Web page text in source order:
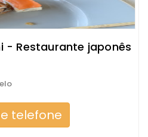
- Restaurante japonês
telefone